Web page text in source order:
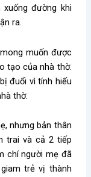
đường khi
ra.
muốn được
tạo của nhà thờ.
đuổi vì tính hiếu
thờ.
nhưng bản thân
trai và cả 2 tiếp
chí người mẹ đã
trẻ vị thành